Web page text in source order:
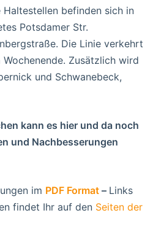
Haltestellen befinden sich in
Potsdamer Str.
Die Linie verkehrt
Zusätzlich wird
und Schwanebeck,
kann es hier und da noch
und Nachbesserungen
im PDF Format – Links
findet Ihr auf den Seiten der